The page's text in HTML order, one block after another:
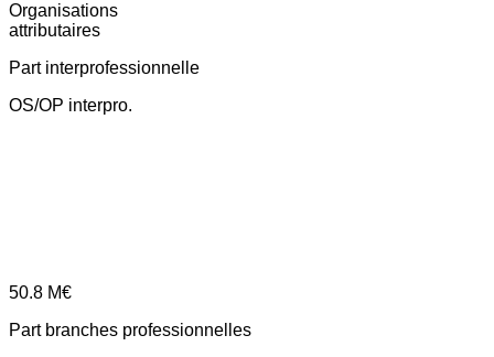
Organisations
attributaires
Part interprofessionnelle
OS/OP interpro.
50.8 M€
Part branches professionnelles